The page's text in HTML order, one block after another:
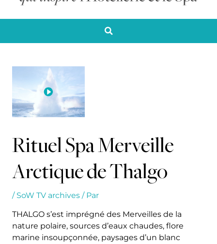
Rituel Spa Merveille
Arctique de Thalgo
/ SoW TV archives/ Par
THALGO s’est imprégné des Merveilles de la
nature polaire, sources d’eaux chaudes, flore
marine insoupçonnée, paysages d’un blanc